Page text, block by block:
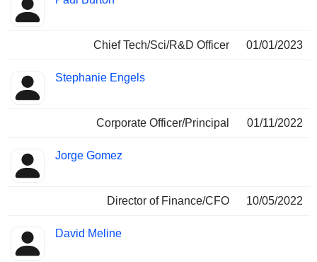
Chief Tech/Sci/R&D Officer 01/01/2023
Stephanie Engels
Corporate Officer/Principal 01/11/2022
Jorge Gomez
Director of Finance/CFO 10/05/2022
David Meline